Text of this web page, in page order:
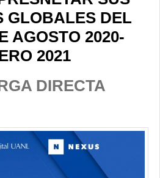
GLOBALES DEL
AGOSTO 2020-
2021
DIRECTA